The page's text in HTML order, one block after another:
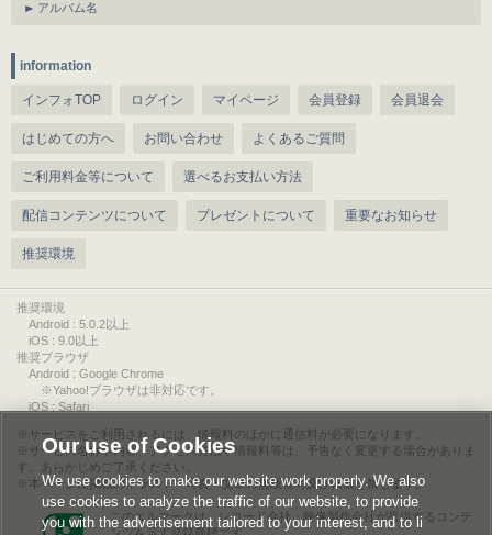
アルバム名
information
インフォTOP ログイン マイページ 会員登録 会員退会
はじめての方へ お問い合わせ よくあるご質問
ご利用料金等について 選べるお支払い方法
配信コンテンツについて プレゼントについて 重要なお知らせ
推奨環境
推奨環境
Android : 5.0.2以上
iOS : 9.0以上
推奨ブラウザ
Android : Google Chrome
※Yahoo!ブラウザは非対応です。
iOS : Safari
サービスをご利用されるには、情報料のほかに通信料が必要になります。
サービス名称や内容、アクセス方法や情報料等は、予告なく変更する場合がありま
す。あらかじめご了承ください。
本ページに掲載のイラスト・写真・文章の無断複写及び転載を禁じます。
このエルマークは、レコード会社・映像製作会社が提供するコンテ
Our use of Cookies
We use cookies to make our website work properly. We also
use cookies to analyze the traffic of our website, to provide
you with the advertisement tailored to your interest, and to li